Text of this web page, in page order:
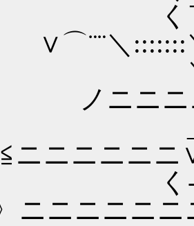
￣￣
＼:::::::
ニ ｡
ニニニ
ニニニニニ
ニニニニニ